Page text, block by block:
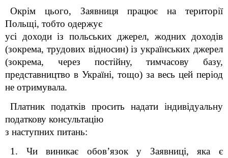
Окрім цього, Заявниця працює на території
Польщі, тобто одержує
усі доходи із польських джерел, жодних доходів
(зокрема, трудових відносин) із українських джерел
(зокрема, через постійну, тимчасову базу,
представництво в Україні, тощо) за весь цей період
не отримувала.
Платник податків просить надати індивідуальну
податкову консультацію
з наступних питань:
1. Чи виникає обов’язок у Заявниці, яка є